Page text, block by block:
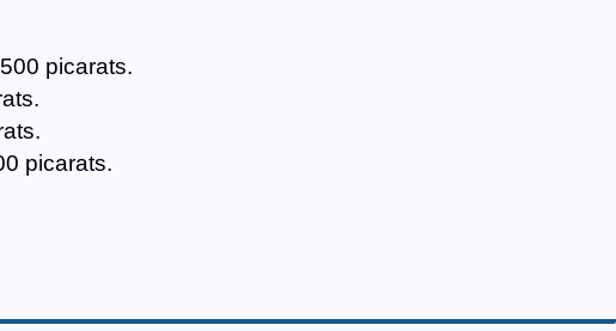
picarats.
picarats.